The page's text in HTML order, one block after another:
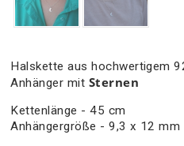
Halskette aus hochwertigem
Anhänger mit Sternen
Kettenlänge - 45 cm
Anhängergröße - 9,3 x 12 mm